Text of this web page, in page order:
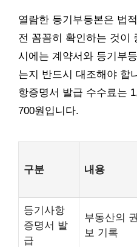
열람한 등기부등본은 법
전 꼼꼼히 확인하는 것이
시에는 계약서와 등기부
는지 반드시 대조해야 합
항증명서 발급 수수료는
700원입니다.
구분 내용
등기사항
증명서 발
급
부동산의
보 기록